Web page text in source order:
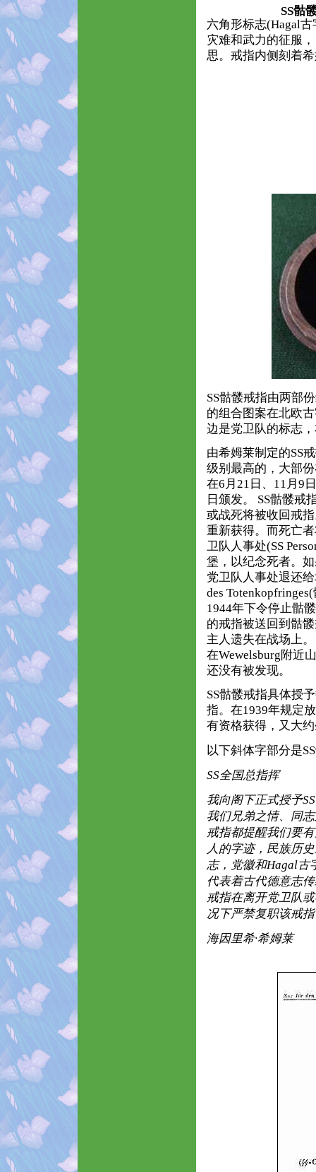
SS骷
六角形标志(Hagal
灾难和武力的征服
思。戒指内侧刻着
SS骷髅戒指由两部
的组合图案在北欧
边是党卫队的标志
由希姆莱制定的SS
级别最高的，大部
在6月21日、11月9
日颁发。 SS骷髅戒
或战死将被收回戒
重新获得。而死亡
卫队人事处(SS
堡，以纪念死者。
党卫队人事处退还
des
1944年下令停止骷
的戒指被送回到骷
主人遗失在战场上
在Wewelsburg附近
还没有被发现。
SS骷髅戒指具体授
指。在1939年规定
有资格获得，又大
以下斜体字部分是
SS全国总指挥
我向阁下正式授予
我们兄弟之情、同
戒指都提醒我们要
人的字迹，民族历
志，党徽和Hagal古
代表着古代德意志
戒指在离开党卫队
况下严禁复职该戒
海因里希·希姆莱